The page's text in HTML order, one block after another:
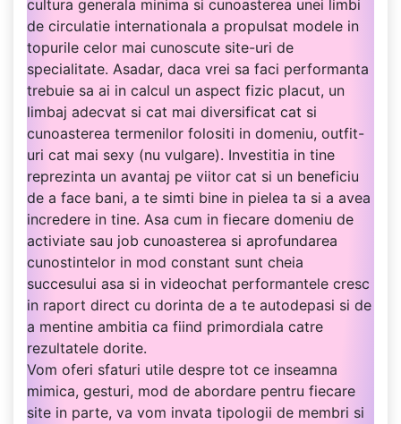
cultura generala minima si cunoasterea unei limbi
de circulatie internationala a propulsat modele in
topurile celor mai cunoscute site-uri de
specialitate. Asadar, daca vrei sa faci performanta
trebuie sa ai in calcul un aspect fizic placut, un
limbaj adecvat si cat mai diversificat cat si
cunoasterea termenilor folositi in domeniu, outfit-
uri cat mai sexy (nu vulgare). Investitia in tine
reprezinta un avantaj pe viitor cat si un beneficiu
de a face bani, a te simti bine in pielea ta si a avea
incredere in tine. Asa cum in fiecare domeniu de
activiate sau job cunoasterea si aprofundarea
cunostintelor in mod constant sunt cheia
succesului asa si in videochat performantele cresc
in raport direct cu dorinta de a te autodepasi si de
a mentine ambitia ca fiind primordiala catre
rezultatele dorite.
Vom oferi sfaturi utile despre tot ce inseamna
mimica, gesturi, mod de abordare pentru fiecare
site in parte, va vom invata tipologii de membri si